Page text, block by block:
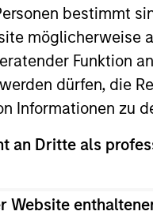
bestimmt
möglicherweise
Funktion
dürfen, die
Informationen zu
an Dritte als
industries. He
as a nuclear
Doug
Harvard Business